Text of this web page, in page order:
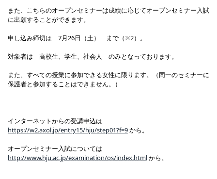
また、こちらのオープンセミナーは成績に応じてオープンセミナー入試
に出願することができます。
申し込み締切は 7月26日（土） まで（※2）。
対象者は 高校生、学生、社会人 のみとなっております。
また、すべての授業に参加できる女性に限ります。（同一のセミナーに
保護者と参加することはできません。）
インターネットからの受講申込は
https://w2.axol.jp/entry15/hju/step01?f=9から。
オープンセミナー入試については
http://www.hju.ac.jp/examination/os/index.htmlから。